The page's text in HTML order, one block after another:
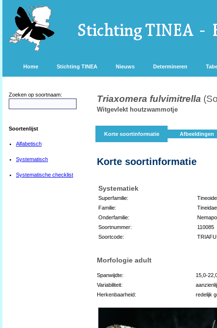
Home Stichting TINEA Nieuws Determineren
Zoeken op soortnaam:
Soortenlijst
Alfabetisch
Systematisch
Systematische checklist
Triaxomera fulvimitrella
Witgevlekt houtzwammotje
Korte soortinformatie Afbeeldingen
Korte soortinformatie
Systematiek
Superfamilie:
Familie:
Tineidae
Onderfamilie:
Soortnummer:
110085
Soortcode:
Morfologie adult
Spanwijdte:
15,0-
Variabiliteit:
Herkenbaarheid:
redelijk